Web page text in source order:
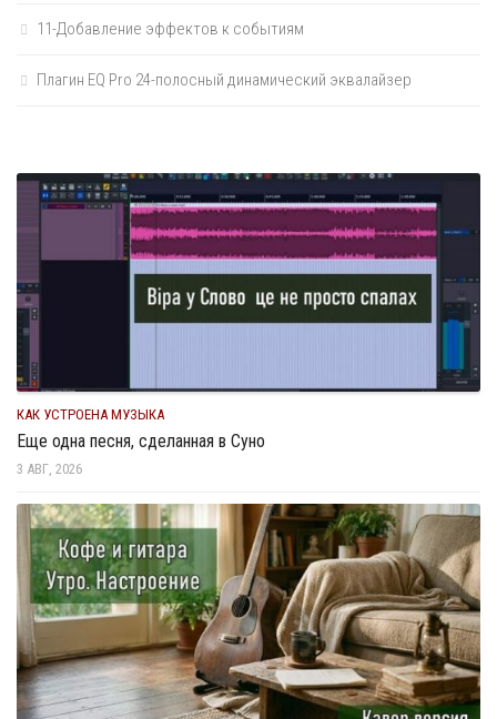
11-Добавление эффектов к событиям
Плагин EQ Pro 24-полосный динамический эквалайзер
КАК УСТРОЕНА МУЗЫКА
Еще одна песня, сделанная в Суно
3 АВГ, 2026